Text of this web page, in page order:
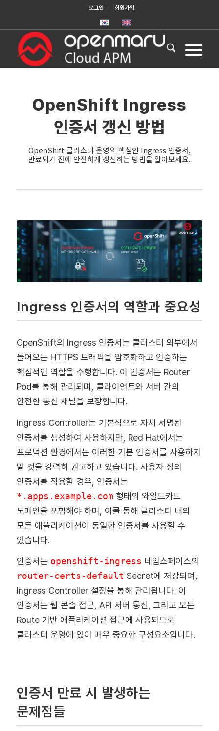
로그인 회원가입
OpenShift Ingress
인증서 갱신 방법
OpenShift 클러스터 운영의 핵심인 Ingress 인증서,
만료되기 전에 안전하게 갱신하는 방법을 알아보세요.
Ingress 인증서의 역할과 중요성
OpenShift의 Ingress 인증서는 클러스터 외부에서
들어오는 HTTPS 트래픽을 암호화하고 인증하는
핵심적인 역할을 수행합니다. 이 인증서는 Router
Pod를 통해 관리되며, 클라이언트와 서버 간의
안전한 통신 채널을 보장합니다.
Ingress Controller는 기본적으로 자체 서명된
인증서를 생성하여 사용하지만, Red Hat에서는
프로덕션 환경에서는 이러한 기본 인증서를 사용하지
말 것을 강력히 권고하고 있습니다. 사용자 정의
인증서를 적용할 경우, 인증서는
*.apps.example.com 형태의 와일드카드
도메인을 포함해야 하며, 이를 통해 클러스터 내의
모든 애플리케이션이 동일한 인증서를 사용할 수
있습니다.
인증서는 openshift-ingress 네임스페이스의
router-certs-default Secret에 저장되며,
Ingress Controller 설정을 통해 관리됩니다. 이
인증서는 웹 콘솔 접근, API 서버 통신, 그리고 모든
Route 기반 애플리케이션 접근에 사용되므로
클러스터 운영에 있어 매우 중요한 구성요소입니다.
인증서 만료 시 발생하는
문제점들